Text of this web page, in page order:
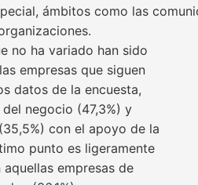
ámbitos como las
no ha variado han sido
empresas que siguen
datos de la encuesta,
negocio (47,3%) y
con el apoyo de la
punto es ligeramente
empresas de